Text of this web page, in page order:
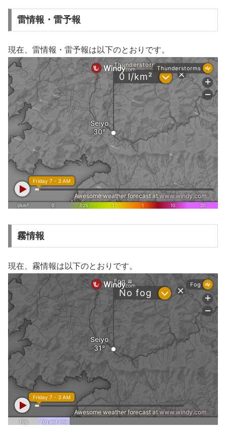
雷情報・雷予報
現在、雷情報・雷予報は以下のとおりです。
霧情報
現在、霧情報は以下のとおりです。